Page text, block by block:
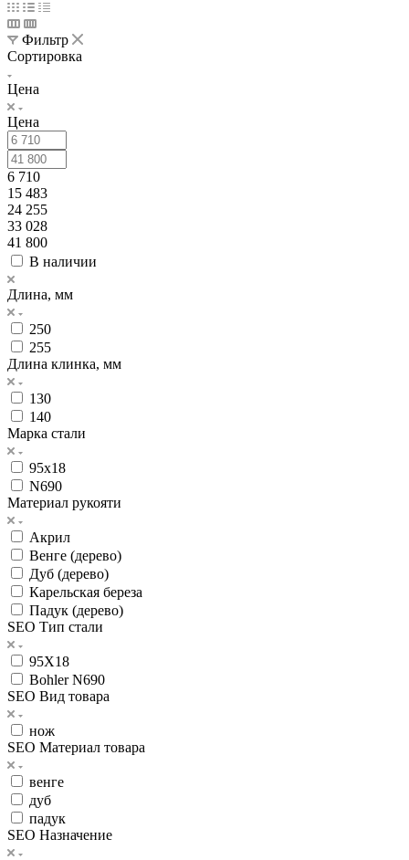
Фильтр
Сортировка
Цена
Цена
6 710
15 483
24 255
33 028
41 800
В наличии
Длина, мм
250
255
Длина клинка, мм
130
140
Марка стали
95х18
N690
Материал рукояти
Акрил
Венге (дерево)
Дуб (дерево)
Карельская береза
Падук (дерево)
SEO Тип стали
95Х18
Bohler N690
SEO Вид товара
нож
SEO Материал товара
венге
дуб
падук
SEO Назначение